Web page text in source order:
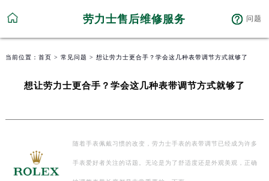
劳力士售后维修服务 问题
当前位置： 首页 > 常见问题 > 想让劳力士更合手？学会这几种表带调节方式就够了
想让劳力士更合手？学会这几种表带调节方式就够了
随着手表佩戴习惯的改变，劳力士手表的表带调节已经成为许多
手表爱好者关注的话题。无论是为了舒适度还是外观美观，正确